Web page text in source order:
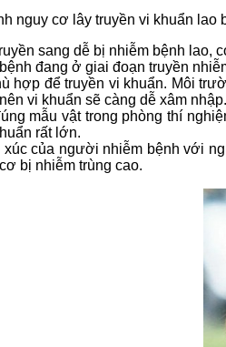
nguy cơ lây truyền vi khuẩn lao
sang dễ bị nhiễm bệnh lao,
đang ở giai đoạn truyền
hợp để truyền vi khuẩn. Môi
vi khuẩn sẽ càng dễ xâm nhập.
mẫu vật trong phòng thí
rất lớn.
của người nhiễm bệnh với
bị nhiễm trùng cao.